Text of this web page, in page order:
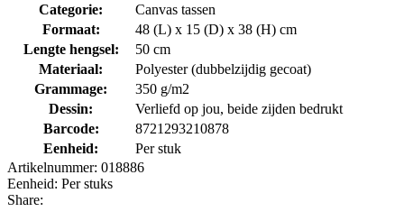
Categorie:
Canvas tassen
Formaat:
48 (L) x 15 (D) x 38 (H) cm
Lengte hengsel:
50 cm
Materiaal:
Polyester (dubbelzijdig gecoat)
Grammage:
350 g/m2
Dessin:
Verliefd op jou, beide zijden bedrukt
Barcode:
8721293210878
Eenheid:
Per stuk
Artikelnummer: 018886
Eenheid: Per stuks
Share: